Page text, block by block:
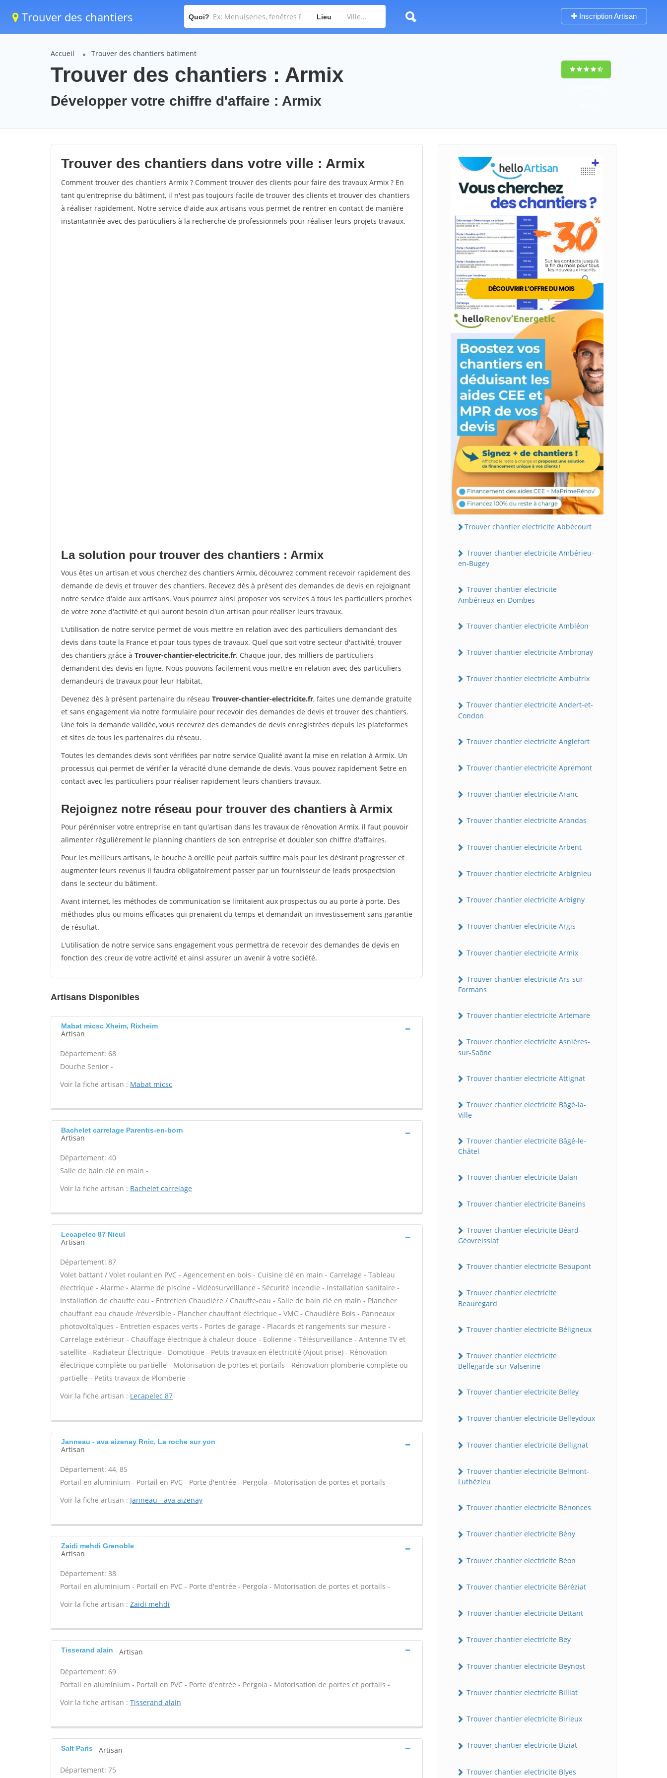
Trouver des chantiers Quoi? Lieu Inscription Artisan
Accueil Trouver des chantiers batiment
Trouver des chantiers : Armix
Développer votre chiffre d'affaire : Armix
Trouver des chantiers dans votre ville : Armix
Comment trouver des chantiers Armix ? Comment trouver des clients pour faire des travaux Armix ? En
tant qu'entreprise du bâtiment, il n'est pas toujours facile de trouver des clients et trouver des chantiers
à réaliser rapidement. Notre service d'aide aux artisans vous permet de rentrer en contact de manière
instantannée avec des particuliers à la recherche de professionnels pour réaliser leurs projets travaux.
La solution pour trouver des chantiers : Armix
Vous êtes un artisan et vous cherchez des chantiers Armix, découvrez comment recevoir rapidement des
demande de devis et trouver des chantiers. Recevez dès à présent des demandes de devis en rejoignant
notre service d'aide aux artisans. Vous pourrez ainsi proposer vos services à tous les particuliers proches
de votre zone d'activité et qui auront besoin d'un artisan pour réaliser leurs travaux.
L'utilisation de notre service permet de vous mettre en relation avec des particuliers demandant des
devis dans toute la France et pour tous types de travaux. Quel que soit votre secteur d'activité, trouver
des chantiers grâce à Trouver-chantier-electricite.fr. Chaque jour, des milliers de particuliers
demandent des devis en ligne. Nous pouvons facilement vous mettre en relation avec des particuliers
demandeurs de travaux pour leur Habitat.
Devenez dès à présent partenaire du réseau Trouver-chantier-electricite.fr, faites une demande gratuite
et sans engagement via notre formulaire pour recevoir des demandes de devis et trouver des chantiers.
Une fois la demande validée, vous recevrez des demandes de devis enregistrées depuis les plateformes
et sites de tous les partenaires du réseau.
Toutes les demandes devis sont vérifiées par notre service Qualité avant la mise en relation à Armix. Un
processus qui permet de vérifier la véracité d'une demande de devis. Vous pouvez rapidement $etre en
contact avec les particuliers pour réaliser rapidement leurs chantiers travaux.
Rejoignez notre réseau pour trouver des chantiers à Armix
Pour pérénniser votre entreprise en tant qu'artisan dans les travaux de rénovation Armix, il faut pouvoir
alimenter régulièrement le planning chantiers de son entreprise et doubler son chiffre d'affaires.
Pour les meilleurs artisans, le bouche à oreille peut parfois suffire mais pour les désirant progresser et
augmenter leurs revenus il faudra obligatoirement passer par un fournisseur de leads prospectsion
dans le secteur du bâtiment.
Avant internet, les méthodes de communication se limitaient aux prospectus ou au porte à porte. Des
méthodes plus ou moins efficaces qui prenaient du temps et demandait un investissement sans garantie
de résultat.
L'utilisation de notre service sans engagement vous permettra de recevoir des demandes de devis en
fonction des creux de votre activité et ainsi assurer un avenir à votre société.
Artisans Disponibles
Mabat micsc Xheim, Rixheim
Artisan
Département: 68
Douche Senior -
Voir la fiche artisan : Mabat micsc
Bachelet carrelage Parentis-en-born
Artisan
Département: 40
Salle de bain clé en main -
Voir la fiche artisan : Bachelet carrelage
Lecapelec 87 Nieul
Artisan
Département: 87
Volet battant / Volet roulant en PVC - Agencement en bois - Cuisine clé en main - Carrelage - Tableau
électrique - Alarme - Alarme de piscine - Vidéosurveillance - Sécurité incendie - Installation sanitaire -
Installation de chauffe eau - Entretien Chaudière / Chauffe-eau - Salle de bain clé en main - Plancher
chauffant eau chaude /réversible - Plancher chauffant électrique - VMC - Chaudière Bois - Panneaux
photovoltaïques - Entretien espaces verts - Portes de garage - Placards et rangements sur mesure -
Carrelage extérieur - Chauffage électrique à chaleur douce - Eolienne - Télésurveillance - Antenne TV et
satellite - Radiateur Électrique - Domotique - Petits travaux en électricité (Ajout prise) - Rénovation
électrique complète ou partielle - Motorisation de portes et portails - Rénovation plomberie complète ou
partielle - Petits travaux de Plomberie -
Voir la fiche artisan : Lecapelec 87
Janneau - ava aizenay Rnic, La roche sur yon
Artisan
Département: 44, 85
Portail en aluminium - Portail en PVC - Porte d'entrée - Pergola - Motorisation de portes et portails -
Voir la fiche artisan : Janneau - ava aizenay
Zaidi mehdi Grenoble
Artisan
Département: 38
Portail en aluminium - Portail en PVC - Porte d'entrée - Pergola - Motorisation de portes et portails -
Voir la fiche artisan : Zaidi mehdi
Tisserand alain Artisan
Département: 69
Portail en aluminium - Portail en PVC - Porte d'entrée - Pergola - Motorisation de portes et portails -
Voir la fiche artisan : Tisserand alain
Salt Paris Artisan
Département: 75
Trouver chantier electricite Abbécourt
Trouver chantier electricite Ambérieu-
en-Bugey
Trouver chantier electricite
Ambérieux-en-Dombes
Trouver chantier electricite Ambléon
Trouver chantier electricite Ambronay
Trouver chantier electricite Ambutrix
Trouver chantier electricite Andert-et-
Condon
Trouver chantier electricite Anglefort
Trouver chantier electricite Apremont
Trouver chantier electricite Aranc
Trouver chantier electricite Arandas
Trouver chantier electricite Arbent
Trouver chantier electricite Arbignieu
Trouver chantier electricite Arbigny
Trouver chantier electricite Argis
Trouver chantier electricite Armix
Trouver chantier electricite Ars-sur-
Formans
Trouver chantier electricite Artemare
Trouver chantier electricite Asnières-
sur-Saône
Trouver chantier electricite Attignat
Trouver chantier electricite Bâgé-la-
Ville
Trouver chantier electricite Bâgé-le-
Châtel
Trouver chantier electricite Balan
Trouver chantier electricite Baneins
Trouver chantier electricite Béard-
Géovreissiat
Trouver chantier electricite Beaupont
Trouver chantier electricite
Beauregard
Trouver chantier electricite Béligneux
Trouver chantier electricite
Bellegarde-sur-Valserine
Trouver chantier electricite Belley
Trouver chantier electricite Belleydoux
Trouver chantier electricite Bellignat
Trouver chantier electricite Belmont-
Luthézieu
Trouver chantier electricite Bénonces
Trouver chantier electricite Bény
Trouver chantier electricite Béon
Trouver chantier electricite Béréziat
Trouver chantier electricite Bettant
Trouver chantier electricite Bey
Trouver chantier electricite Beynost
Trouver chantier electricite Billiat
Trouver chantier electricite Birieux
Trouver chantier electricite Biziat
Trouver chantier electricite Blyes